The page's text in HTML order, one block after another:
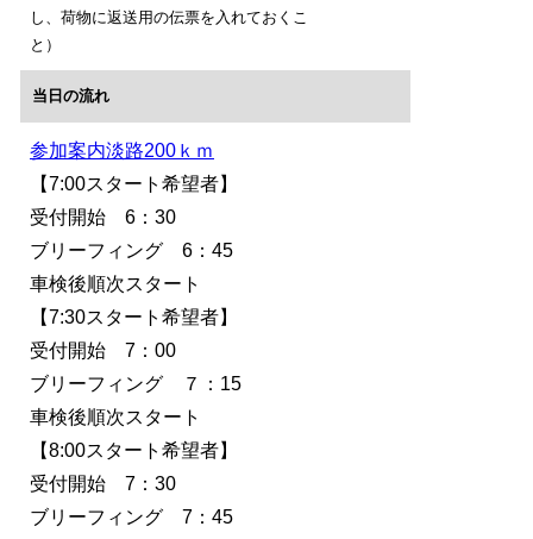
し、荷物に返送用の伝票を入れておくこ
と）
当日の流れ
参加案内淡路200ｋｍ
【7:00スタート希望者】
受付開始 6：30
ブリーフィング 6：45
車検後順次スタート
【7:30スタート希望者】
受付開始 7：00
ブリーフィング ７：15
車検後順次スタート
【8:00スタート希望者】
受付開始 7：30
ブリーフィング 7：45